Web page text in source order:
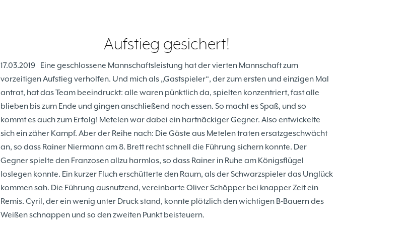
Aufstieg gesichert!
17.03.2019
Eine geschlossene Mannschaftsleistung hat der vierten Mannschaft zum
vorzeitigen Aufstieg verholfen. Und mich als „Gastspieler“, der zum ersten und einzigen Mal
antrat, hat das Team beeindruckt: alle waren pünktlich da, spielten konzentriert, fast alle
blieben bis zum Ende und gingen anschließend noch essen. So macht es Spaß, und so
kommt es auch zum Erfolg! Metelen war dabei ein hartnäckiger Gegner. Also entwickelte
sich ein zäher Kampf. Aber der Reihe nach: Die Gäste aus Metelen traten ersatzgeschwächt
an, so dass Rainer Niermann am 8. Brett recht schnell die Führung sichern konnte. Der
Gegner spielte den Franzosen allzu harmlos, so dass Rainer in Ruhe am Königsflügel
loslegen konnte. Ein kurzer Fluch erschütterte den Raum, als der Schwarzspieler das Unglück
kommen sah. Die Führung ausnutzend, vereinbarte Oliver Schöpper bei knapper Zeit ein
Remis. Cyril, der ein wenig unter Druck stand, konnte plötzlich den wichtigen B-Bauern des
Weißen schnappen und so den zweiten Punkt beisteuern.